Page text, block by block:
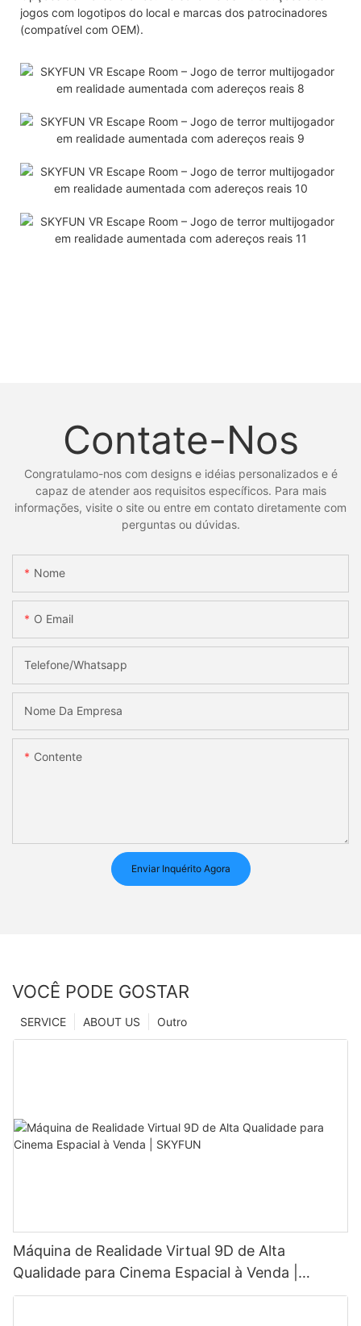
jogos com logotipos do local e marcas dos patrocinadores
(compatível com OEM).
Contate-Nos
Congratulamo-nos com designs e idéias personalizados e é
capaz de atender aos requisitos específicos. Para mais
informações, visite o site ou entre em contato diretamente com
perguntas ou dúvidas.
Nome
O Email
Telefone/whatsapp
Nome Da Empresa
Contente
Enviar Inquérito Agora
VOCÊ PODE GOSTAR
Outro
ABOUT US
SERVICE
Máquina de Realidade Virtual 9D de Alta
Qualidade para Cinema Espacial à Venda |
SKYFUN